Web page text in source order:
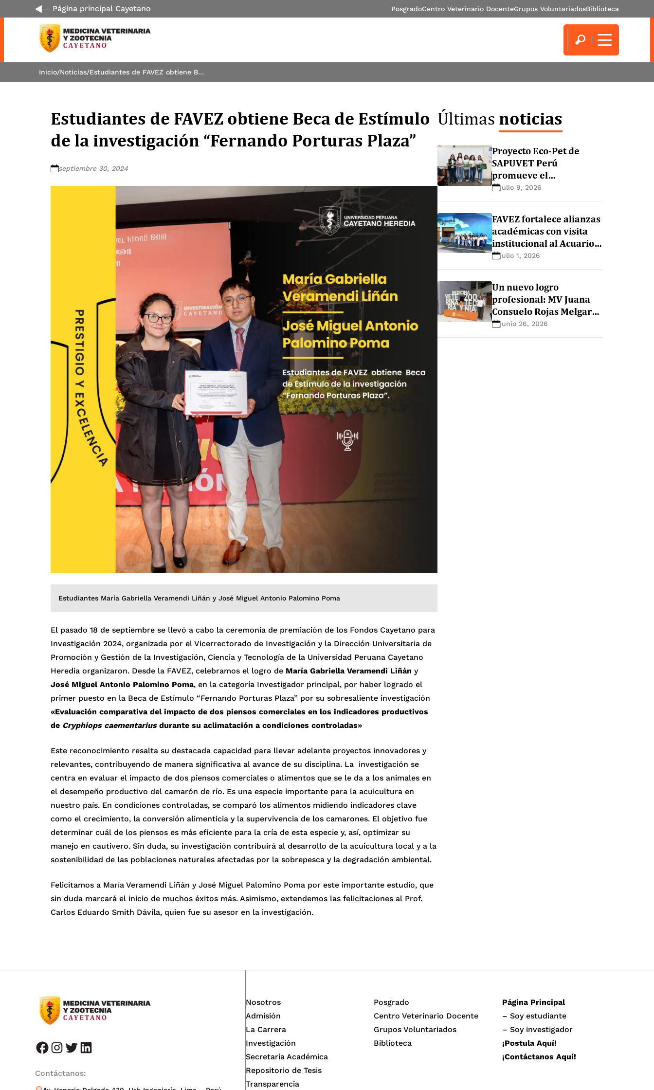
Página principal Cayetano PosgradoCentro Veterinario DocenteGrupos VoluntariadosBiblioteca
Inicio/Noticias/ Estudiantes de FAVEZ obtiene Beca de Estímulo de la investigación “Fernando Porturas Plaza”
Estudiantes de FAVEZ obtiene Beca de Estímulo
de la investigación “Fernando Porturas Plaza”
septiembre 30, 2024
Estudiantes María Gabriella Veramendi Liñán y José Miguel Antonio Palomino Poma
El pasado 18 de septiembre se llevó a cabo la ceremonia de premiación de los Fondos Cayetano para
Investigación 2024, organizada por el Vicerrectorado de Investigación y la Dirección Universitaria de
Promoción y Gestión de la Investigación, Ciencia y Tecnología de la Universidad Peruana Cayetano
Heredia organizaron. Desde la FAVEZ, celebramos el logro de María Gabriella Veramendi Liñán y
José Miguel Antonio Palomino Poma, en la categoría Investigador principal, por haber logrado el
primer puesto en la Beca de Estímulo “Fernando Porturas Plaza” por su sobresaliente investigación
«Evaluación comparativa del impacto de dos piensos comerciales en los indicadores productivos
de Cryphiops caementariusdurante su aclimatación a condiciones controladas»
Este reconocimiento resalta su destacada capacidad para llevar adelante proyectos innovadores y
relevantes, contribuyendo de manera significativa al avance de su disciplina. La investigación se
centra en evaluar el impacto de dos piensos comerciales o alimentos que se le da a los animales en
el desempeño productivo del camarón de río. Es una especie importante para la acuicultura en
nuestro país. En condiciones controladas, se comparó los alimentos midiendo indicadores clave
como el crecimiento, la conversión alimenticia y la supervivencia de los camarones. El objetivo fue
determinar cuál de los piensos es más eficiente para la cría de esta especie y, así, optimizar su
manejo en cautivero. Sin duda, su investigación contribuirá al desarrollo de la acuicultura local y a la
sostenibilidad de las poblaciones naturales afectadas por la sobrepesca y la degradación ambiental.
Felicitamos a María Veramendi Liñán y José Miguel Palomino Poma por este importante estudio, que
sin duda marcará el inicio de muchos éxitos más. Asimismo, extendemos las felicitaciones al Prof.
Carlos Eduardo Smith Dávila, quien fue su asesor en la investigación.
Últimas noticias
Proyecto Eco-Pet de
SAPUVET Perú
promueve el
conocimiento de
zoonosis y la tenencia
mascotas en escolares
de San Martín de Porres
julio 9, 2026
FAVEZ fortalece alianzas
académicas con visita
institucional al Acuario
Nautilus
julio 1, 2026
Un nuevo logro
profesional: MV Juana
Consuelo Rojas Melgar
obtiene el título de
Especialista en Medicina
junio 26, 2026
facebook instagram twitter LinkedIn
Contáctanos:
Nosotros
Admisión
La Carrera
Investigación
Secretaría Académica
Repositorio de Tesis
Transparencia
Posgrado
Centro Veterinario Docente
Grupos Voluntariados
Biblioteca
Página Principal
– Soy estudiante
– Soy investigador
¡Postula Aquí!
¡Contáctanos Aquí!